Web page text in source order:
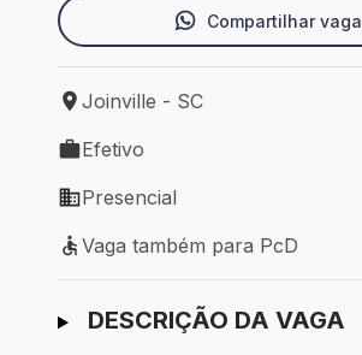
Compartilhar vaga
Local de trabalho: Joinville - SC
Joinville - SC
Tipo de vaga: Efetivo
Efetivo
Modelo de trabalho: Presencial
Presencial
Vaga também para PcD
Vaga também para PcD
Ir para candidatura
DESCRIÇÃO DA VAGA